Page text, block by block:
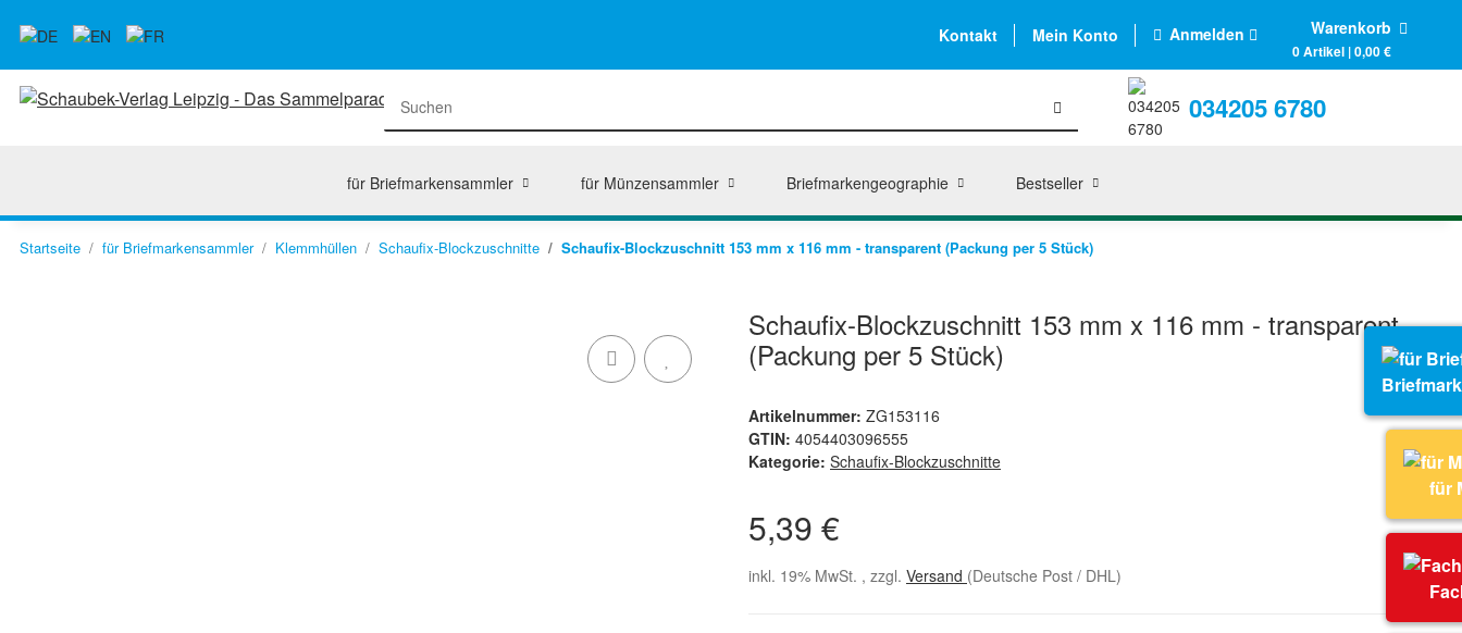
Kontakt Mein Konto Anmelden Warenkorb
0 Artikel | 0,00 €
034205 6780
für Briefmarkensammler für Münzensammler Briefmarkengeographie Bestseller
Startseite für Briefmarkensammler Klemmhüllen Schaufix-Blockzuschnitte Schaufix-Blockzuschnitt 153 mm x 116 mm - transparent (Packung per 5 Stück)
Schaufix-Blockzuschnitt 153 mm x 116 mm - transparent
(Packung per 5 Stück)
Artikelnummer: ZG153116
GTIN: 4054403096555
Kategorie: Schaufix-Blockzuschnitte
5,39 €
inkl. 19% MwSt. , zzgl. Versand (Deutsche Post / DHL)
für